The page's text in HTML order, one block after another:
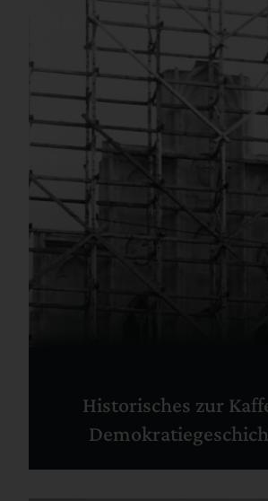
Historisches zur